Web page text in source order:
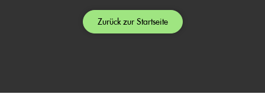
Zurück zur Startseite